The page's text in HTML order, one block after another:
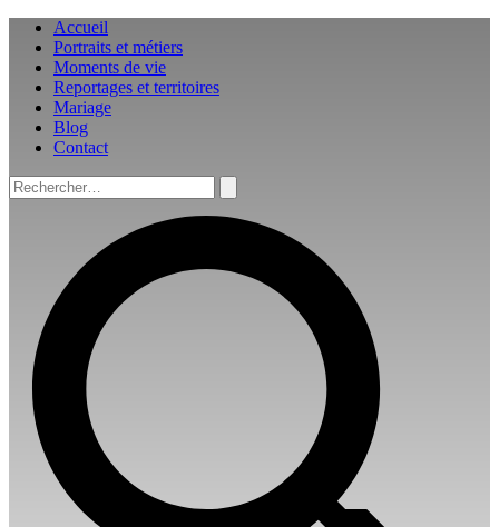
Aller
contenu
Accueil
Portraits et métiers
Moments de vie
Reportages et territoires
Mariage
Blog
Contact
Rechercher :